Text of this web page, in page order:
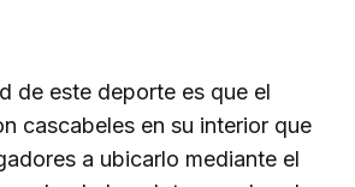
de este deporte es que el
cascabeles en su interior que
a ubicarlo mediante el